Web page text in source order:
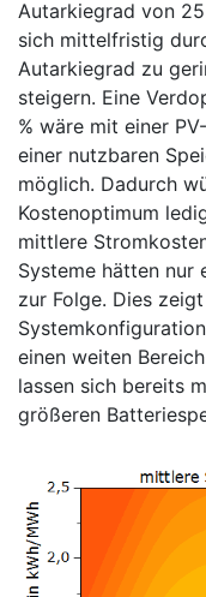
Autarkiegrad von
sich mittelfristig
Autarkiegrad zu
steigern. Eine
% wäre mit einer
einer nutzbaren
möglich. Dadurch
Kostenoptimum
mittlere
Systeme hätten nur
zur Folge. Dies
einen weiten
lassen sich bereits
größeren